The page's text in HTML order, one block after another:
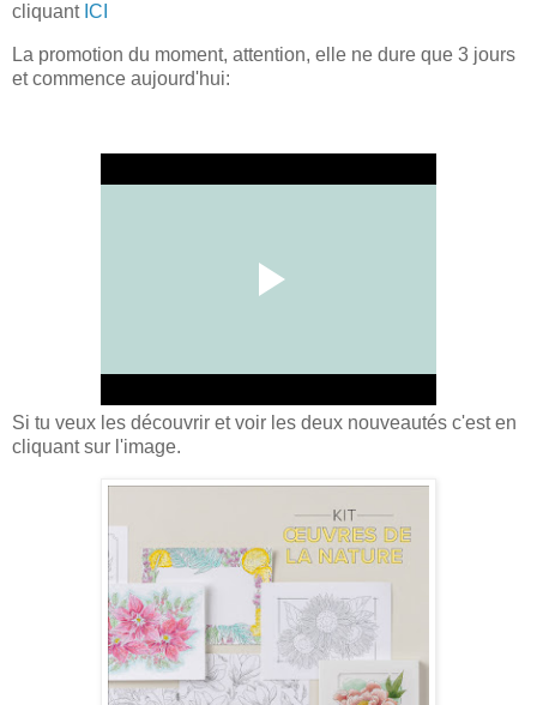
cliquant ICI
La promotion du moment, attention, elle ne dure que 3 jours
et commence aujourd'hui:
Si tu veux les découvrir et voir les deux nouveautés c'est en
cliquant sur l'image.